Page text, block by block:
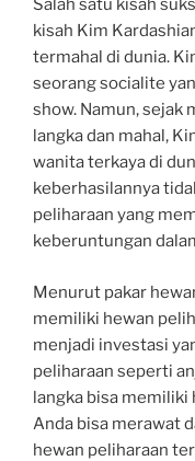
Salah satu kisah
kisah Kim
termahal di dunia.
seorang socialite
show. Namun, sejak
langka dan mahal,
wanita terkaya di
keberhasilannya
peliharaan yang
keberuntungan
Menurut pakar
memiliki hewan
menjadi investasi
peliharaan seperti
langka bisa memiliki
Anda bisa merawat
hewan peliharaan